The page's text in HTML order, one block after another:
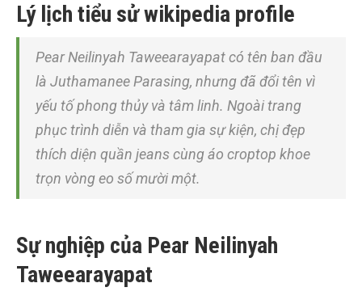
Lý lịch tiểu sử wikipedia profile
Pear Neilinyah Taweearayapat có tên ban đầu
là Juthamanee Parasing, nhưng đã đổi tên vì
yếu tố phong thủy và tâm linh. Ngoài trang
phục trình diễn và tham gia sự kiện, chị đẹp
thích diện quần jeans cùng áo croptop khoe
trọn vòng eo số mười một.
Sự nghiệp của Pear Neilinyah
Taweearayapat